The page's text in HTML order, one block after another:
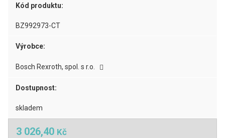
Kód produktu:
BZ992973-CT
Výrobce:
Bosch Rexroth, spol. s r.o.
Dostupnost:
skladem
3 026,40 Kč